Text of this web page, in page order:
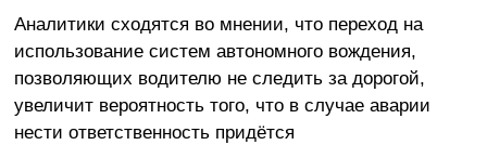
Аналитики сходятся во мнении, что переход на
использование систем автономного вождения,
позволяющих водителю не следить за дорогой,
увеличит вероятность того, что в случае аварии
нести ответственность придётся